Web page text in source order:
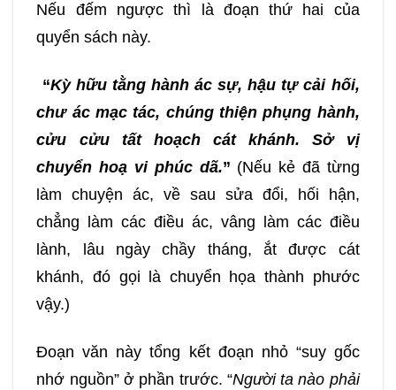
Nếu đếm ngược thì là đoạn thứ hai của
quyển sách này.
“Kỳ hữu tằng hành ác sự, hậu tự cải hối,
chư ác mạc tác, chúng thiện phụng hành,
cửu cửu tất hoạch cát khánh. Sở vị
chuyển hoạ vi phúc dã.” (Nếu kẻ đã từng
làm chuyện ác, về sau sửa đổi, hối hận,
chẳng làm các điều ác, vâng làm các điều
lành, lâu ngày chầy tháng, ắt được cát
khánh, đó gọi là chuyển họa thành phước
vậy.)
Đoạn văn này tổng kết đoạn nhỏ “suy gốc
nhớ nguồn” ở phần trước. “Người ta nào phải